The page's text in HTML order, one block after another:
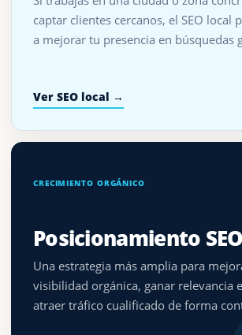
captar clientes cercanos, el SEO local
a mejorar tu presencia en búsquedas
Ver SEO local →
CRECIMIENTO ORGÁNICO
Posicionamiento SEO
Una estrategia más amplia para
visibilidad orgánica, ganar relevancia
atraer tráfico cualificado de forma